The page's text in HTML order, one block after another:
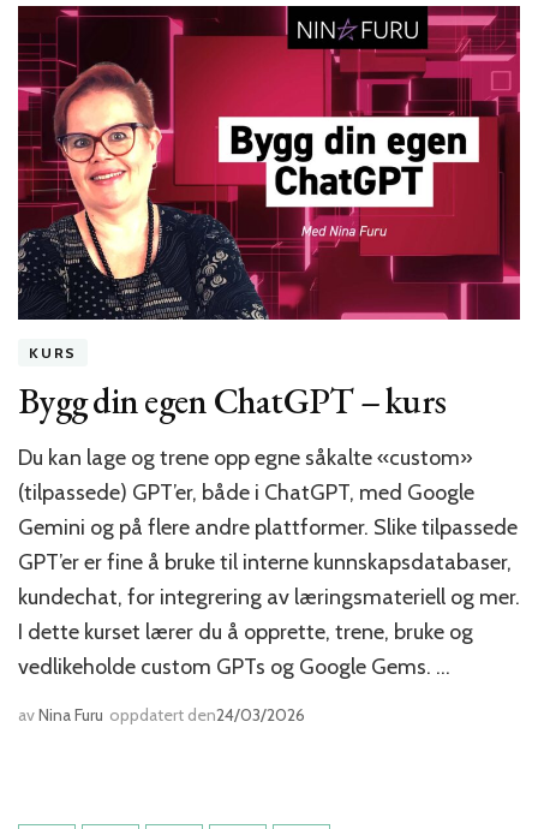
KURS
Bygg din egen ChatGPT – kurs
Du kan lage og trene opp egne såkalte «custom»
(tilpassede) GPT’er, både i ChatGPT, med Google
Gemini og på flere andre plattformer. Slike tilpassede
GPT’er er fine å bruke til interne kunnskapsdatabaser,
kundechat, for integrering av læringsmateriell og mer.
I dette kurset lærer du å opprette, trene, bruke og
vedlikeholde custom GPTs og Google Gems. …
avNina Furu oppdatert den24/03/2026